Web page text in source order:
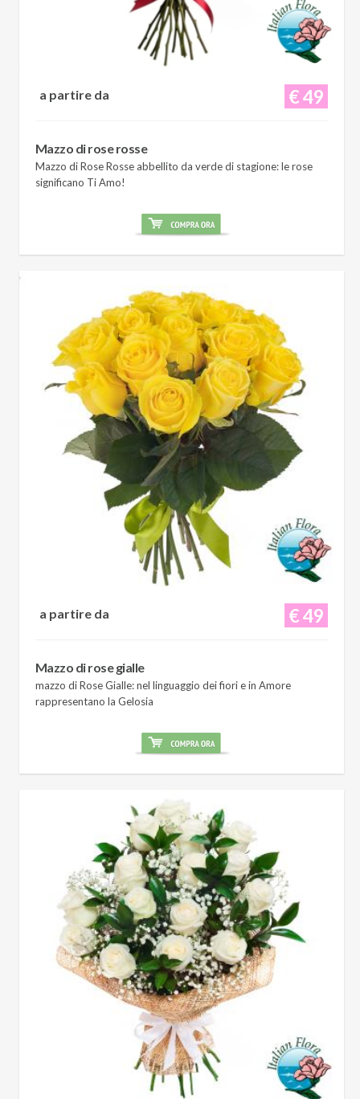
€ 49
a partire da
Mazzo di rose rosse
Mazzo di Rose Rosse abbellito da verde di stagione: le rose
significano Ti Amo!
€ 49
a partire da
Mazzo di rose gialle
mazzo di Rose Gialle: nel linguaggio dei fiori e in Amore
rappresentano la Gelosia